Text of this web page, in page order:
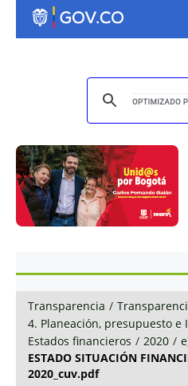
Transparencia /
4. Planeación, presupuesto e
Estados financieros / 2020 /
ESTADO SITUACIÓN
2020_cuv.pdf